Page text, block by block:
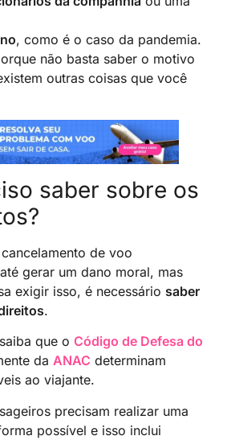
, como é o caso da pandemia.
não basta saber o motivo
outras coisas que você
saber sobre os
de voo
gerar um dano moral, mas
exigir isso, é necessário saber
.
que o Código de Defesa do
da ANAC determinam
ao viajante.
precisam realizar uma
possível e isso inclui